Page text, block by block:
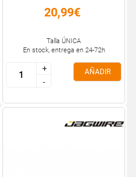
20,99€
Talla ÚNICA
En stock, entrega en 24-72h
+
-
+
-
AÑADIR